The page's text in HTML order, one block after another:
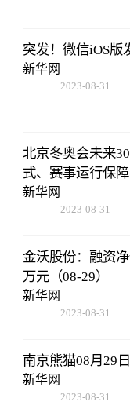
突发！微信iOS版
新华网
2023-08-31
北京冬奥会未来
式、赛事运行保障
新华网
2023-08-31
金沃股份：融资
万元（08-29）
新华网
2023-08-31
南京熊猫08月29
新华网
2023-08-31